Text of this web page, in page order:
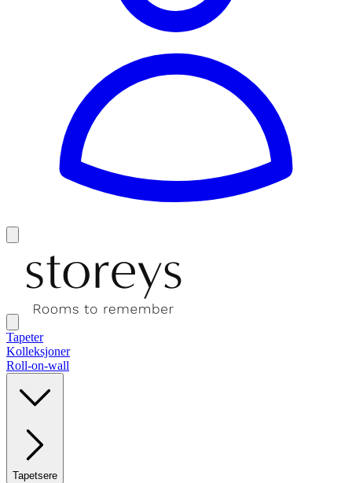
Tapeter
Kolleksjoner
Roll-on-wall
Tapetsere